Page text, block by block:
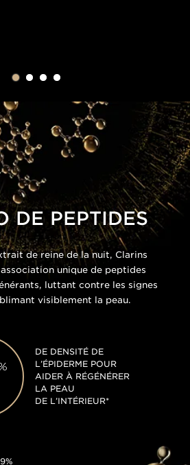
DE PEPTIDES
de reine de la nuit, Clarins
unique de peptides
luttant contre les signes
visiblement la peau.
DE DENSITÉ DE
L’ÉPIDERME POUR
AIDER À RÉGÉNÉRER
LA PEAU
DE L’INTÉRIEUR*